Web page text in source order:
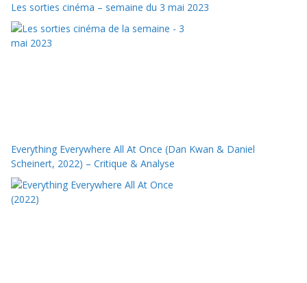
Les sorties cinéma – semaine du 3 mai 2023
Everything Everywhere All At Once (Dan Kwan & Daniel
Scheinert, 2022) – Critique & Analyse